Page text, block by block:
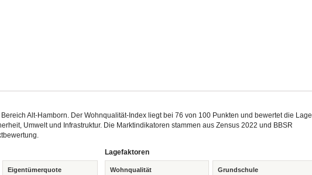
Alt-Hamborn. Der Wohnqualität-Index liegt bei 76 von 100 Punkten und bewertet die Lage
Umwelt und Infrastruktur. Die Marktindikatoren stammen aus Zensus 2022 und BBSR
Eigentümerquote
Lagefaktoren
Wohnqualität Grundschule